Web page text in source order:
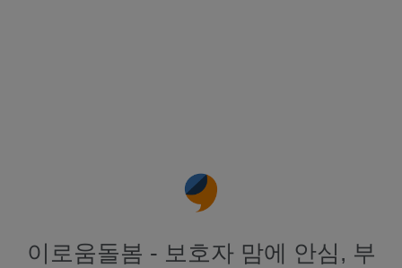
이로움돌봄 - 보호자 맘에 안심, 부